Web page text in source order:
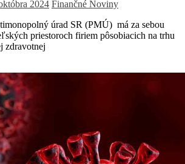
2024 Finančné Noviny
úrad SR (PMÚ) má za sebou
priestoroch firiem pôsobiacich na trhu
zdravotnej